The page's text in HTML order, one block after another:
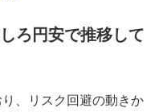
ろ円安で推移して
、リスク回避の動きか